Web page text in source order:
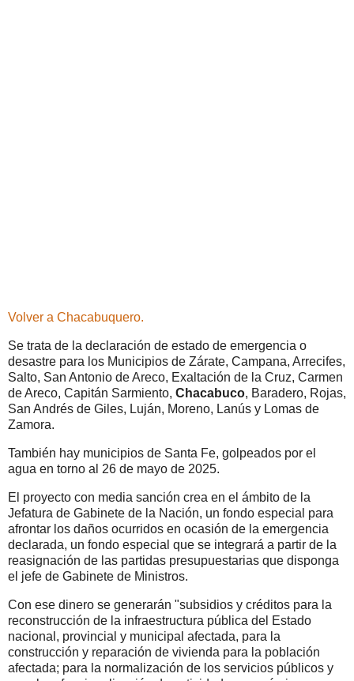
Volver a Chacabuquero.
Se trata de la declaración de estado de emergencia o
desastre para los Municipios de Zárate, Campana, Arrecifes,
Salto, San Antonio de Areco, Exaltación de la Cruz, Carmen
de Areco, Capitán Sarmiento, Chacabuco, Baradero, Rojas,
San Andrés de Giles, Luján, Moreno, Lanús y Lomas de
Zamora.
También hay municipios de Santa Fe, golpeados por el
agua en torno al 26 de mayo de 2025.
El proyecto con media sanción crea en el ámbito de la
Jefatura de Gabinete de la Nación, un fondo especial para
afrontar los daños ocurridos en ocasión de la emergencia
declarada, un fondo especial que se integrará a partir de la
reasignación de las partidas presupuestarias que disponga
el jefe de Gabinete de Ministros.
Con ese dinero se generarán "subsidios y créditos para la
reconstrucción de la infraestructura pública del Estado
nacional, provincial y municipal afectada, para la
construcción y reparación de vivienda para la población
afectada; para la normalización de los servicios públicos y